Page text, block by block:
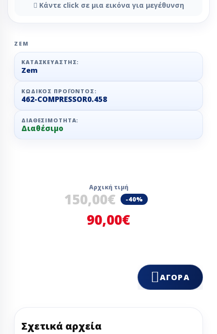
Κάντε click σε μια εικόνα για μεγέθυνση
ZEM
ΚΑΤΑΣΚΕΥΑΣΤΉΣ:
Zem
ΚΩΔΙΚΌΣ ΠΡΟΪΌΝΤΟΣ:
462-COMPRESSOR0.458
ΔΙΑΘΕΣΙΜΌΤΗΤΑ:
Διαθέσιμο
Αρχική τιμή
150,00€ -40%
90,00€
ΑΓΟΡΆ
Σχετικά αρχεία